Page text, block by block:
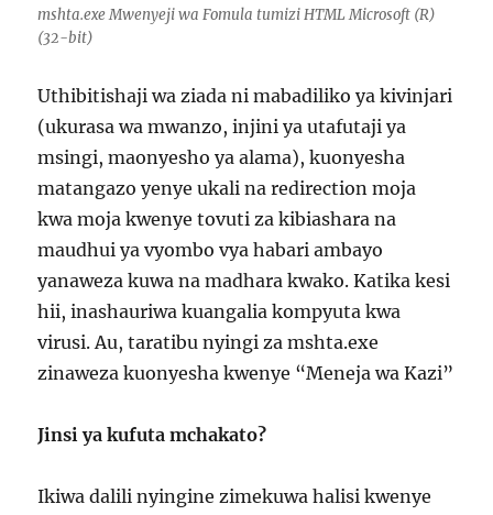
mshta.exe Mwenyeji wa Fomula tumizi HTML Microsoft (R)
(32-bit)
Uthibitishaji wa ziada ni mabadiliko ya kivinjari
(ukurasa wa mwanzo, injini ya utafutaji ya
msingi, maonyesho ya alama), kuonyesha
matangazo yenye ukali na redirection moja
kwa moja kwenye tovuti za kibiashara na
maudhui ya vyombo vya habari ambayo
yanaweza kuwa na madhara kwako. Katika kesi
hii, inashauriwa kuangalia kompyuta kwa
virusi. Au, taratibu nyingi za mshta.exe
zinaweza kuonyesha kwenye “Meneja wa Kazi”
Jinsi ya kufuta mchakato?
Ikiwa dalili nyingine zimekuwa halisi kwenye